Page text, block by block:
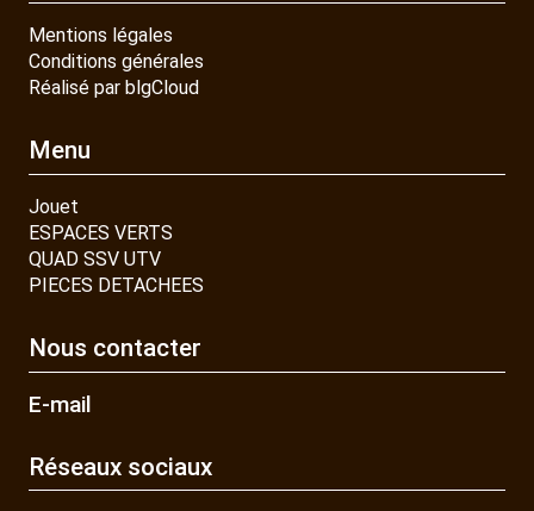
Mentions légales
Conditions générales
Réalisé par blgCloud
Menu
Jouet
ESPACES VERTS
QUAD SSV UTV
PIECES DETACHEES
Nous contacter
E-mail
Réseaux sociaux